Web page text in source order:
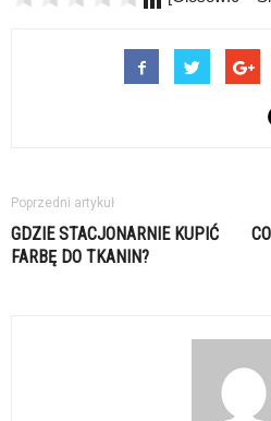
Poprzedni artykuł
GDZIE STACJONARNIE KUPIĆ
FARBĘ DO TKANIN?